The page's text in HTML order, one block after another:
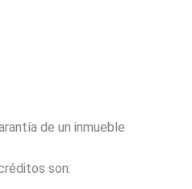
de un inmueble
son: